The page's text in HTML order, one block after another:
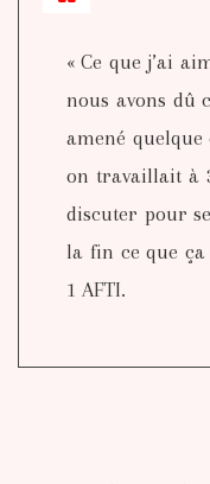
« Ce que j’ai
nous avons dû
amené quelque
on travaillait à
discuter pour
la fin ce que
1 AFTI.